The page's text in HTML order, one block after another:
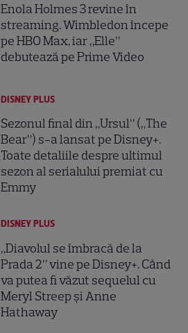
Enola Holmes 3 revine în
streaming. Wimbledon începe
pe HBO Max, iar „Elle”
debutează pe Prime Video
DISNEY PLUS
Sezonul final din „Ursul” („The
Bear”) s-a lansat pe Disney+.
Toate detaliile despre ultimul
sezon al serialului premiat cu
Emmy
DISNEY PLUS
„Diavolul se îmbracă de la
Prada 2” vine pe Disney+. Când
va putea fi văzut sequelul cu
Meryl Streep și Anne
Hathaway